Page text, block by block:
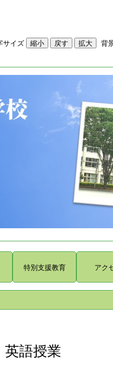
サイズ 背
特別支援教育 アク
英語授業